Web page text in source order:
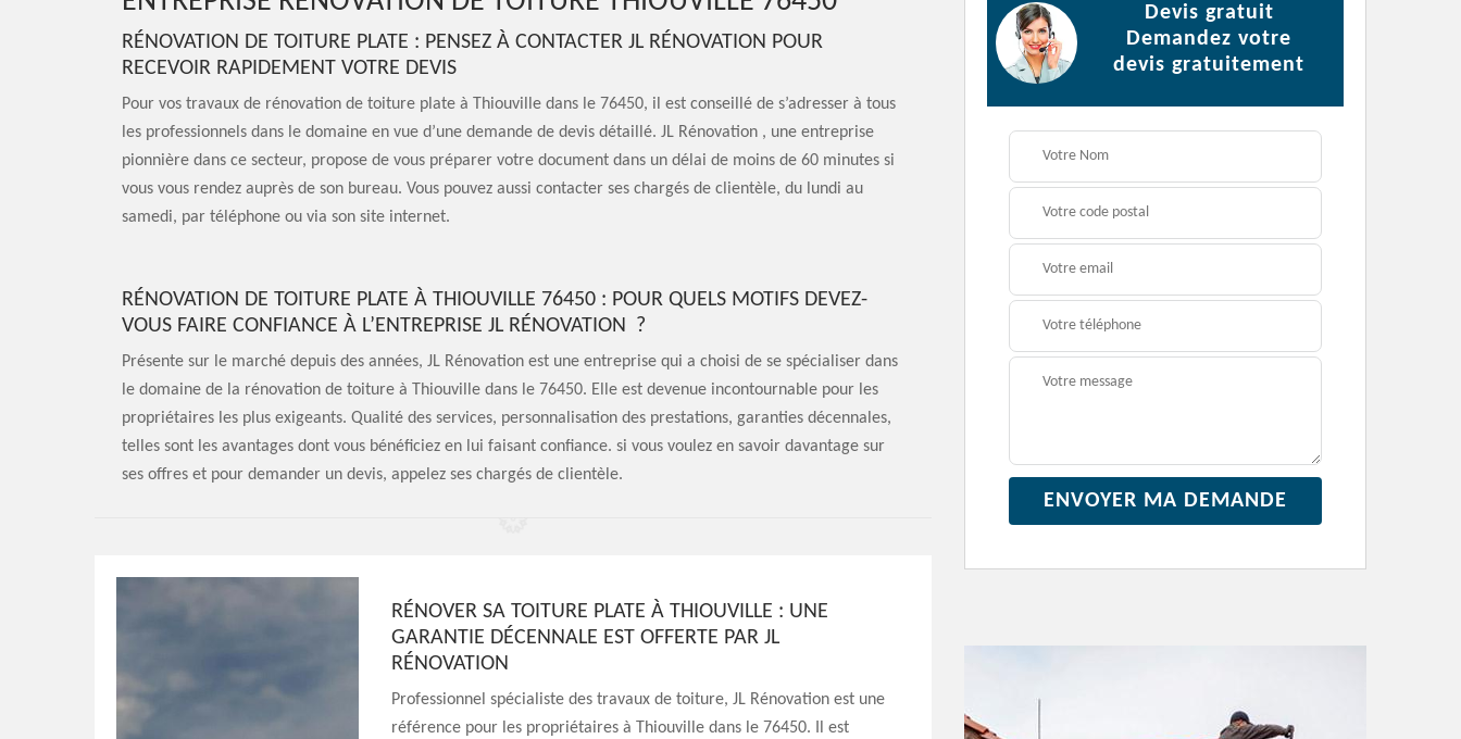
RÉNOVATION DE TOITURE PLATE : PENSEZ À CONTACTER JL RÉNOVATION POUR
RECEVOIR RAPIDEMENT VOTRE DEVIS
Pour vos travaux de rénovation de toiture plate à Thiouville dans le 76450, il est conseillé de s’adresser à tous
les professionnels dans le domaine en vue d’une demande de devis détaillé. JL Rénovation , une entreprise
pionnière dans ce secteur, propose de vous préparer votre document dans un délai de moins de 60 minutes si
vous vous rendez auprès de son bureau. Vous pouvez aussi contacter ses chargés de clientèle, du lundi au
samedi, par téléphone ou via son site internet.
RÉNOVATION DE TOITURE PLATE À THIOUVILLE 76450 : POUR QUELS MOTIFS DEVEZ-
VOUS FAIRE CONFIANCE À L’ENTREPRISE JL RÉNOVATION ?
Présente sur le marché depuis des années, JL Rénovation est une entreprise qui a choisi de se spécialiser dans
le domaine de la rénovation de toiture à Thiouville dans le 76450. Elle est devenue incontournable pour les
propriétaires les plus exigeants. Qualité des services, personnalisation des prestations, garanties décennales,
telles sont les avantages dont vous bénéficiez en lui faisant confiance. si vous voulez en savoir davantage sur
ses offres et pour demander un devis, appelez ses chargés de clientèle.
RÉNOVER SA TOITURE PLATE À THIOUVILLE : UNE
GARANTIE DÉCENNALE EST OFFERTE PAR JL
RÉNOVATION
Professionnel spécialiste des travaux de toiture, JL Rénovation est une
référence pour les propriétaires à Thiouville dans le 76450. Il est
Devis gratuit
Demandez votre
devis gratuitement